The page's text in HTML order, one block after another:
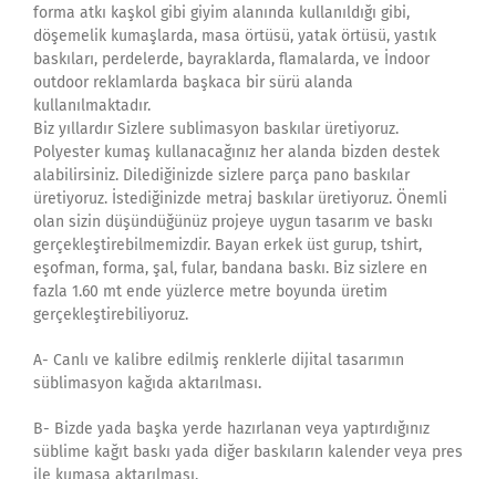
forma atkı kaşkol gibi giyim alanında kullanıldığı gibi,
döşemelik kumaşlarda, masa örtüsü, yatak örtüsü, yastık
baskıları, perdelerde, bayraklarda, flamalarda, ve İndoor
outdoor reklamlarda başkaca bir sürü alanda
kullanılmaktadır.
Biz yıllardır Sizlere sublimasyon baskılar üretiyoruz.
Polyester kumaş kullanacağınız her alanda bizden destek
alabilirsiniz. Dilediğinizde sizlere parça pano baskılar
üretiyoruz. İstediğinizde metraj baskılar üretiyoruz. Önemli
olan sizin düşündüğünüz projeye uygun tasarım ve baskı
gerçekleştirebilmemizdir. Bayan erkek üst gurup, tshirt,
eşofman, forma, şal, fular, bandana baskı. Biz sizlere en
fazla 1.60 mt ende yüzlerce metre boyunda üretim
gerçekleştirebiliyoruz.
A- Canlı ve kalibre edilmiş renklerle dijital tasarımın
süblimasyon kağıda aktarılması.
B- Bizde yada başka yerde hazırlanan veya yaptırdığınız
süblime kağıt baskı yada diğer baskıların kalender veya pres
ile kumaşa aktarılması.